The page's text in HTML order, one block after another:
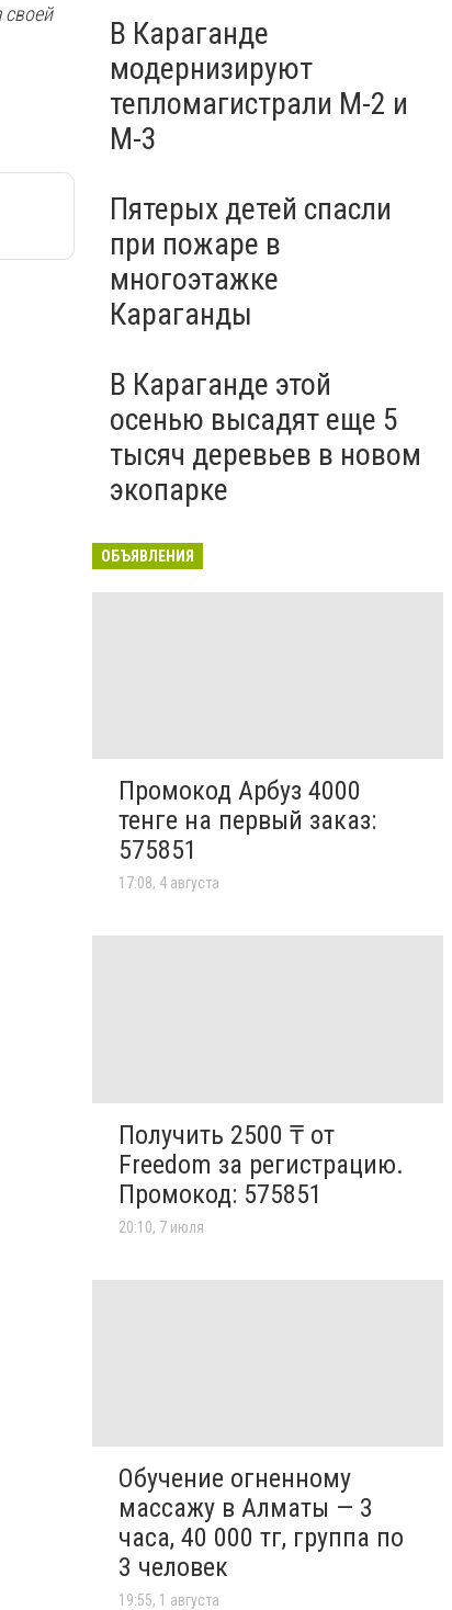
своей
В Караганде
модернизируют
тепломагистрали М-2 и
М-3
Пятерых детей спасли
при пожаре в
многоэтажке
Караганды
В Караганде этой
осенью высадят еще 5
тысяч деревьев в новом
экопарке
ОБЪЯВЛЕНИЯ
Промокод Арбуз 4000
тенге на первый заказ:
575851
17:08, 4 августа
Получить 2500 ₸ от
Freedom за регистрацию.
Промокод: 575851
20:10, 7 июля
Обучение огненному
массажу в Алматы — 3
часа, 40 000 тг, группа по
3 человек
19:55, 1 августа